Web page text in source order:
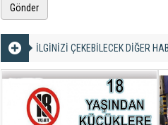
Gönder
İLGİNİZİ ÇEKEBİLECEK DİĞER